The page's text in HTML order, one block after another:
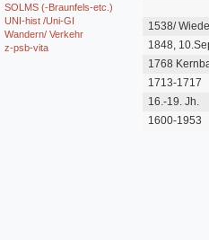
SOLMS (-Braunfels-etc.)
UNI-hist /Uni-GI
Wandern/ Verkehr
z-psb-vita
1538/
1848,
1768
1713-1717
16.-19. Jh.
1600-1953